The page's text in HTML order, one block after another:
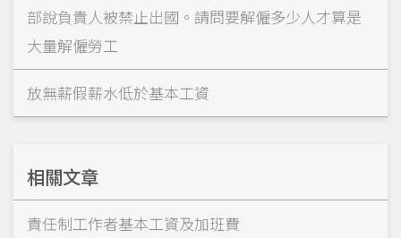
部說負責人被禁止出國。請問要解僱多少人才算是
大量解僱勞工
放無薪假薪水低於基本工資
相關文章
責任制工作者基本工資及加班費